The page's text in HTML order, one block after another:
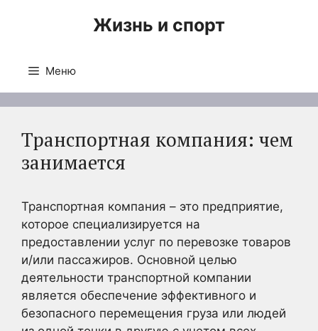
Жизнь и спорт
Меню
Транспортная компания: чем
занимается
Транспортная компания – это предприятие,
которое специализируется на
предоставлении услуг по перевозке товаров
и/или пассажиров. Основной целью
деятельности транспортной компании
является обеспечение эффективного и
безопасного перемещения груза или людей